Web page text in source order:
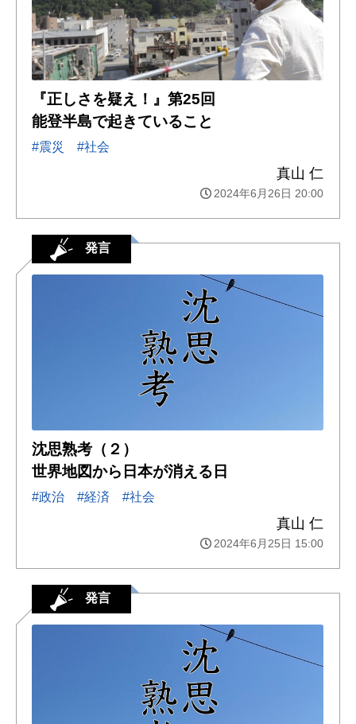
『正しさを疑え！』第25回
能登半島で起きていること
#震災 #社会
真山 仁
2024年6月26日 20:00
発言
沈思熟考（２）
世界地図から日本が消える日
#政治 #経済 #社会
真山 仁
2024年6月25日 15:00
発言